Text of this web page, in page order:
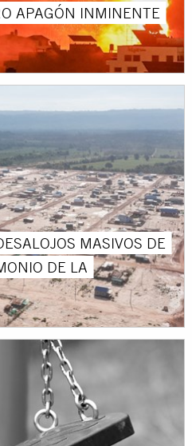
APAGÓN INMINENTE
MASIVOS DE
DE LA